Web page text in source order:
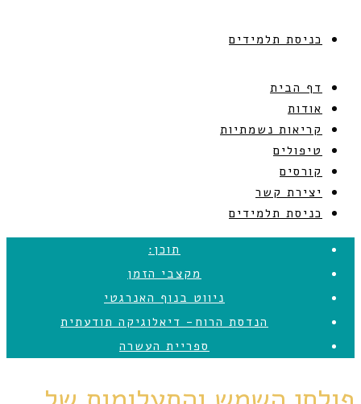
כניסת תלמידים
דף הבית
אודות
קריאות נשמתיות
טיפולים
קורסים
יצירת קשר
כניסת תלמידים
תוכן:
מקצבי הזמן
ניווט בנוף האנרגטי
הנדסת הרוח- דיאלוגיקה תודעתית
ספריית העשרה